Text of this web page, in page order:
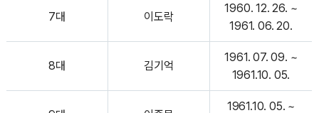
7대 이도락
1960. 12. 26. ~
1961. 06. 20.
8대 김기억
1961. 07. 09. ~
1961.10. 05.
1961.10. 05. ~